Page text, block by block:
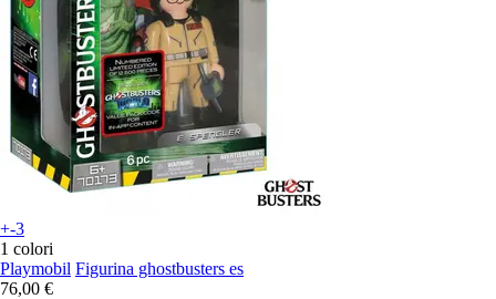
+-3
1 colori
Playmobil Figurina ghostbusters es
76,00 €